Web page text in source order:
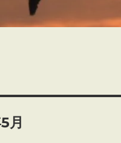
月